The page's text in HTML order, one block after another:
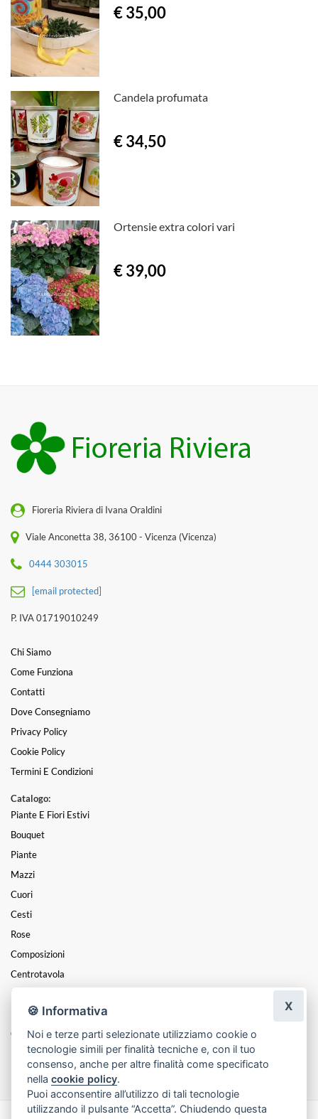
€ 35,00
Candela profumata
€ 34,50
Ortensie extra colori vari
€ 39,00
Fioreria Riviera di Ivana Oraldini
Viale Anconetta 38, 36100 - Vicenza (Vicenza)
0444 303015
[email protected]
P. IVA 01719010249
Chi Siamo
Come Funziona
Contatti
Dove Consegniamo
Privacy Policy
Cookie Policy
Termini E Condizioni
Catalogo:
Piante E Fiori Estivi
Bouquet
Piante
Mazzi
Cuori
Cesti
Rose
Composizioni
Centrotavola
Funebre
Laurea
Coroncine
Festa Della Mamma
🍪 Informativa
Noi e terze parti selezionate utilizziamo cookie o
tecnologie simili per finalità tecniche e, con il tuo
consenso, anche per altre finalità come specificato
nellacookie policy.
Puoi acconsentire all’utilizzo di tali tecnologie
utilizzando il pulsante “Accetta”. Chiudendo questa
X